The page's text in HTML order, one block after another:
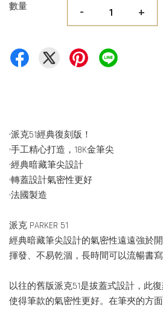
數量 - +
•派克51經典復刻版！
•手工精心打造，18K金筆尖
•經典暗藏筆尖設計
•轉蓋設計氣密性更好
•法國製造
派克 PARKER 51
經典暗藏筆尖設計的氣密性遠遠強於
揮發、不易乾涸，長時間可以流暢書寫
以往的舊版派克51是拔蓋式設計，此
使得筆款的氣密性更好。在筆夾的方